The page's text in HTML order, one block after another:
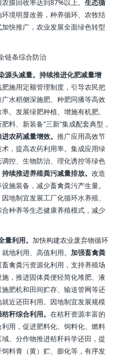
膜回收率达到87%以上。生态循
环境明显改善，种养循环、农牧结
快推广，农业发展全面绿色转型
链条综合防治
源头减量。持续推进化肥减量增
施用定额管理制度，引导农民把
水稻侧深施肥、种肥同播等高效
。发展绿肥种植、增施有机肥、
料、新装备“三新”集成配套典型，
进农药减量增效。推广应用高效节
，提高农药利用率。集成应用绿
控、生物防治、理化诱控等绿色
持续推进养殖粪污减量排放。改造
施装备，减少畜禽粪污产生量。
地制宜发展工厂化循环水养殖、
种养等生态健康养殖模式，减少
利用。 加快构建农业废弃物循环
地利用、高值利用。 加强畜禽粪
禽粪污资源化利用，支持养殖场
施，推进固体粪便轻简化堆肥、液
肥机和田间贮存、输送管网等还
近还田利用。因地制宜发展规模
秸秆综合利用。在秸秆资源丰富的
用，促进肥料化、饲料化、燃料
、分作物推进秸秆科学还田，提
料青（黄）贮、膨化等，有序发